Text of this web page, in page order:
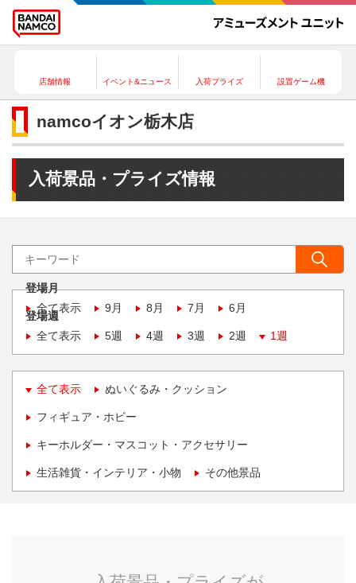
店舗情報 イベント&ニュース 入荷プライズ 設置ゲーム機
namcoイオン栃木店
入荷景品・プライズ情報
登場月
全て表示
9月 8月 7月 6月
登場週
全て表示
5週 4週 3週 2週 1週
全て表示 ぬいぐるみ・クッション
フィギュア・ホビー
キーホルダー・マスコット・アクセサリー
生活雑貨・インテリア・小物 その他景品